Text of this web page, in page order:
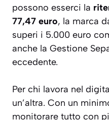
possono esserci la
77,47 euro, la marca
superi i 5.000 euro
anche la Gestione
eccedente.
Per chi lavora nel
un’altra. Con un
monitorare tutto con